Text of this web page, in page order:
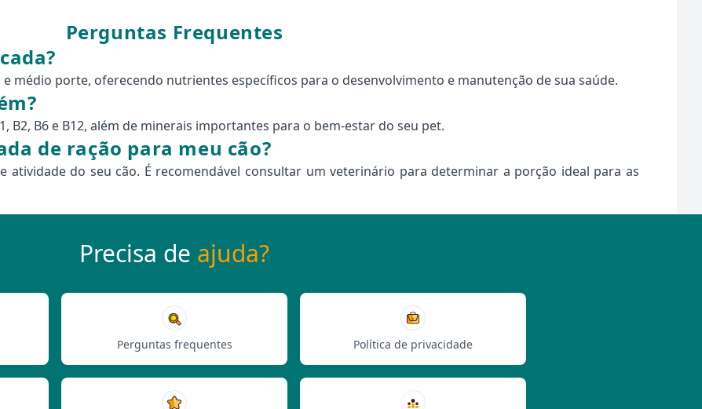
Perguntas Frequentes
médio porte, oferecendo nutrientes específicos para o desenvolvimento e manutenção de sua saúde.
B2, B6 e B12, além de minerais importantes para o bem-estar do seu pet.
de ração para meu cão?
do seu cão. É recomendável consultar um veterinário para determinar a porção ideal para as
Precisa de ajuda?
Perguntas frequentes Política de privacidade